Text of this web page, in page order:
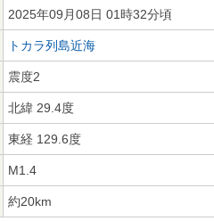
2025年09月08日 01時32分頃
トカラ列島近海
震度2
北緯 29.4度
東経 129.6度
M1.4
約20km